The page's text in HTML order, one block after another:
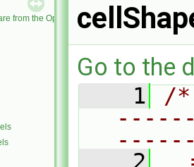
from the OpenFOAM Foundation
Go to the
    1
/
    2